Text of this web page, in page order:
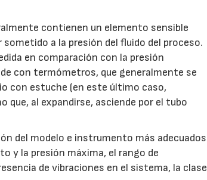
contienen un elemento sensible
a la presión del fluido del proceso.
en comparación con la presión
con termómetros, que generalmente se
con estuche (en este último caso,
al expandirse, asciende por el tubo
del modelo e instrumento más adecuados
y la presión máxima, el rango de
de vibraciones en el sistema, la clase